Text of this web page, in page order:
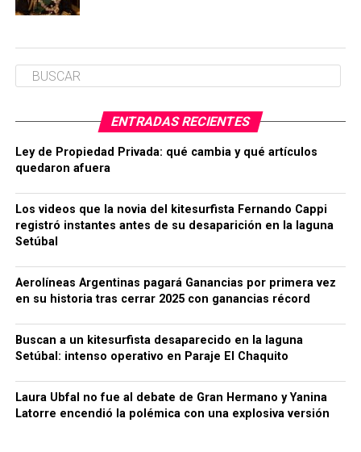
ENTRADAS RECIENTES
Ley de Propiedad Privada: qué cambia y qué artículos
quedaron afuera
Los videos que la novia del kitesurfista Fernando Cappi
registró instantes antes de su desaparición en la laguna
Setúbal
Aerolíneas Argentinas pagará Ganancias por primera vez
en su historia tras cerrar 2025 con ganancias récord
Buscan a un kitesurfista desaparecido en la laguna
Setúbal: intenso operativo en Paraje El Chaquito
Laura Ubfal no fue al debate de Gran Hermano y Yanina
Latorre encendió la polémica con una explosiva versión